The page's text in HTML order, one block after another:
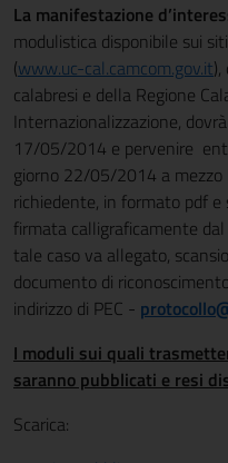
La manifestazione
modulistica disponibile sui
(www.uc-cal.camcom.gov.it
calabresi e della Regione
Internazionalizzazione,
17/05/2014 e pervenire
giorno 22/05/2014 a mezzo
richiedente, in formato pdf
firmata calligraficamente
tale caso va allegato,
documento di
indirizzo di PEC -
I moduli sui quali
saranno pubblicati e resi
Scarica: